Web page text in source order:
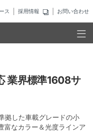
ス 採用情報 お問い合わせ
業界標準1608サ
拠した車載グレードの小
富なカラー＆光度ラインア